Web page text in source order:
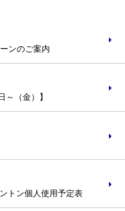
ンのご案内
～（金）】
トン個人使用予定表